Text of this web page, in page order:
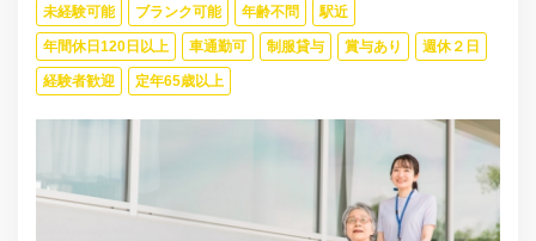
未経験可能 ブランク可能 年齢不問 駅近
年間休日120日以上 車通勤可 制服貸与 賞与あり 週休２日
経験者歓迎 定年65歳以上